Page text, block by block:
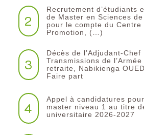
2
Recrutement d’étudiants
de Master en Sciences de
pour le compte du Centre
Promotion, (…)
3
Décès de l’Adjudant-Chef
Transmissions de
retraite, Nabikienga
Faire part
4
Appel à candidatures
master niveau 1 au titre
universitaire 2026-2027